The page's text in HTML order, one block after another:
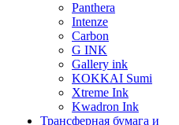
Panthera
Intenze
Carbon
G INK
Gallery ink
KOKKAI Sumi
Xtreme Ink
Kwadron Ink
Трансферная бумага и